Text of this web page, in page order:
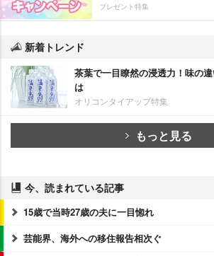
プレゼント特集
新着トレンド
茶葉で一目瞭然の浸透力！味の
は
オリコンタイアップ特集
もっと見る
今、読まれている記事
15歳で当時27歳の夫に一目惚れ
芸能界、海外への移住報告相次ぐ